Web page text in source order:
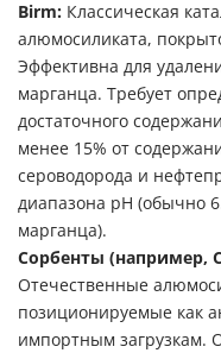
Birm: Классическая
алюмосиликата,
Эффективна для
марганца. Требует
достаточного
менее 15% от
сероводорода и
диапазона pH (обычно
марганца).
Сорбенты (например,
Отечественные
позиционируемые как
импортным загрузкам.